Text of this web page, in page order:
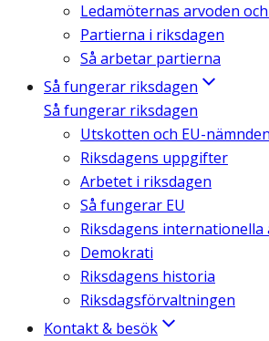
Ledamöternas arvoden
Partierna i riksdagen
Så arbetar partierna
Så fungerar riksdagen
Så fungerar riksdagen
Utskotten och EU-nämnden
Riksdagens uppgifter
Arbetet i riksdagen
Så fungerar EU
Riksdagens internationella
Demokrati
Riksdagens historia
Riksdagsförvaltningen
Kontakt & besök